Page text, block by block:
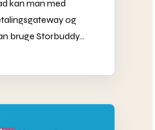
kan man med
og
bruge Storbuddy...